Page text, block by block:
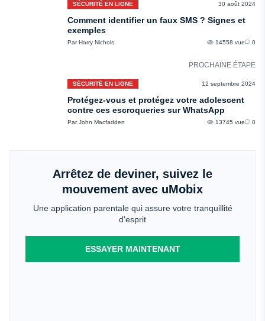
SÉCURITÉ EN LIGNE 30 août 2024
Comment identifier un faux SMS ? Signes et
exemples
Par Harry Nichols 14558 vue 0
PROCHAINE ÉTAPE
SÉCURITÉ EN LIGNE 12 septembre 2024
Protégez-vous et protégez votre adolescent
contre ces escroqueries sur WhatsApp
Par John Macfadden 13745 vue 0
Arrêtez de deviner, suivez le
mouvement avec uMobix
Une application parentale qui assure votre tranquillité
d'esprit
ESSAYER MAINTENANT